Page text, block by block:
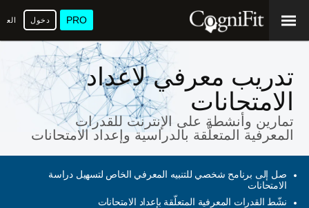
PRO دخول
تدريب معرفي لاعداد
الامتحانات
تمارين وأنشطة على الإنترنت للقدرات
المعرفية المتعلّقة بالدراسية وإعداد الامتحانات
صل إلى برنامح شخصي للتنبيه المعرفي الخاص لتسهيل دراسة
الامتحانات
نشّط القدرات المعرفية المتعلّقة بإعداد الامتحانات